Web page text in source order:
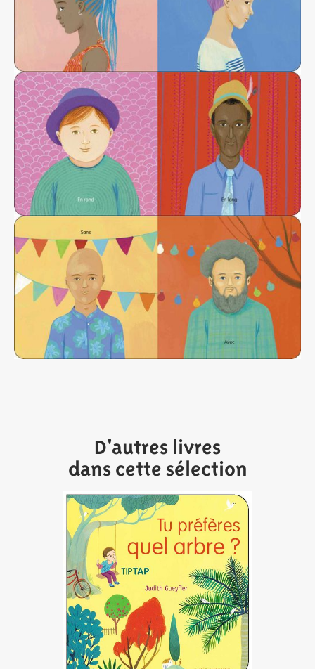
D'autres livres
dans cette sélection